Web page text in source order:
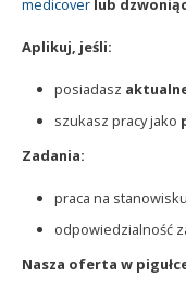
medicover lub
Aplikuj, jeśli:
posiadasz
szukasz pracy jako
Zadania:
praca na stanowisku
odpowiedzialność
Nasza oferta w